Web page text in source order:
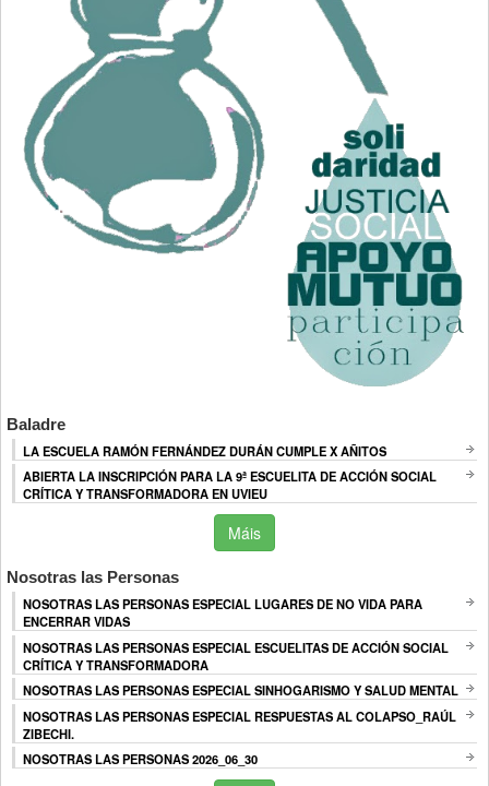
Baladre
LA ESCUELA RAMÓN FERNÁNDEZ DURÁN CUMPLE X AÑITOS
ABIERTA LA INSCRIPCIÓN PARA LA 9ª ESCUELITA DE ACCIÓN SOCIAL
CRÍTICA Y TRANSFORMADORA EN UVIEU
Máis
Nosotras las Personas
NOSOTRAS LAS PERSONAS ESPECIAL LUGARES DE NO VIDA PARA
ENCERRAR VIDAS
NOSOTRAS LAS PERSONAS ESPECIAL ESCUELITAS DE ACCIÓN SOCIAL
CRÍTICA Y TRANSFORMADORA
NOSOTRAS LAS PERSONAS ESPECIAL SINHOGARISMO Y SALUD MENTAL
NOSOTRAS LAS PERSONAS ESPECIAL RESPUESTAS AL COLAPSO_RAÚL
ZIBECHI.
NOSOTRAS LAS PERSONAS 2026_06_30